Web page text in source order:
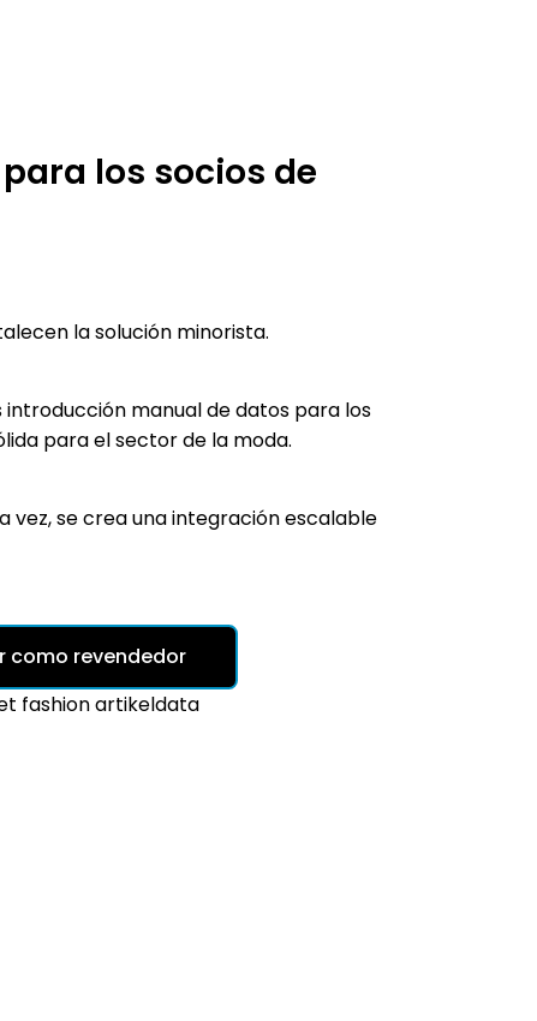
los socios de
la solución minorista.
manual de datos para los
para el sector de la moda.
se crea una integración escalable
como revendedor